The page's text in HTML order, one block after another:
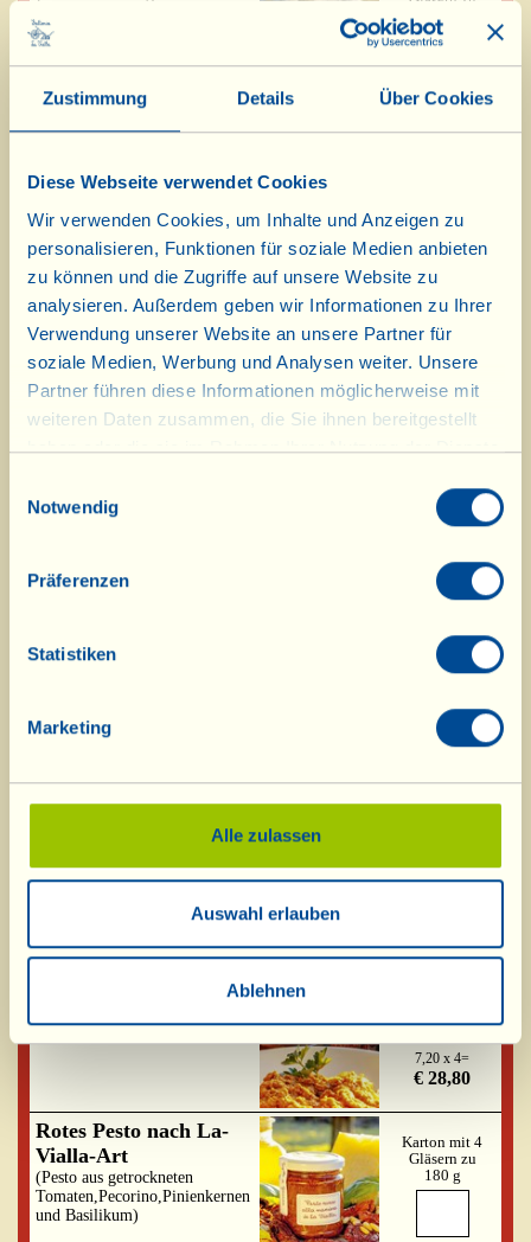
Zustimmung Details Über Cookies
Diese Webseite verwendet Cookies
Wir verwenden Cookies, um Inhalte und Anzeigen zu
personalisieren, Funktionen für soziale Medien anbieten
zu können und die Zugriffe auf unsere Website zu
analysieren. Außerdem geben wir Informationen zu Ihrer
Verwendung unserer Website an unsere Partner für
soziale Medien, Werbung und Analysen weiter. Unsere
Partner führen diese Informationen möglicherweise mit
weiteren Daten zusammen, die Sie ihnen bereitgestellt
haben oder die sie im Rahmen Ihrer Nutzung der Dienste
Notwendig
Präferenzen
Statistiken
Marketing
Alle zulassen
Auswahl erlauben
Ablehnen
330 g
7,70 x 4=
(Pestosoße aus Paprikaschoten)
4,75 x 4=
€ 19,00
Pesto
(Klassisches Basilikumpesto)
Karton mit 4
Gläsern zu
180 g
€ 29,40
Karton mit 4
Gläsern zu
280 g
6,75 x 4=
Wildschweinsoße
180 g
9,00 x 2=
€ 18,00
(Soße aus getrockneten
Karton mit 4
Gläsern zu
7,20 x 4=
€ 28,80
Rotes Pesto nach La-
Vialla-Art
(Pesto aus getrockneten
Tomaten,Pecorino,Pinienkernen
und Basilikum)
Karton mit 4
Gläsern zu
180 g